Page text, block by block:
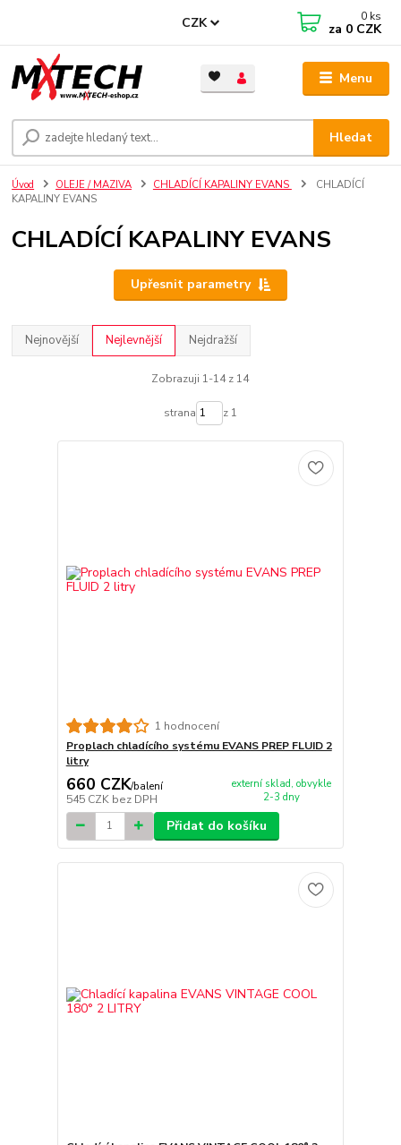
Menu
CZK
Hledat
0 ks
za 0 CZK
Úvod OLEJE / MAZIVA CHLADÍCÍ KAPALINY EVANS
CHLADÍCÍ
KAPALINY EVANS
CHLADÍCÍ KAPALINY EVANS
Upřesnit parametry
Nejnovější Nejlevnější Nejdražší
Zobrazuji 1-14 z 14
strana z 1
1 hodnocení
Proplach chladícího systému EVANS PREP FLUID 2
litry
660 CZK/balení
545 CZK bez DPH
externí sklad, obvykle
2-3 dny
Přidat do košíku